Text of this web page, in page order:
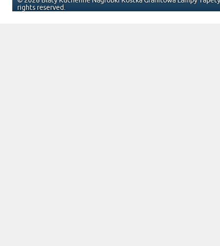
rights reserved.